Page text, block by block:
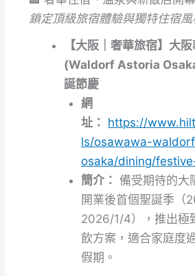
鎖定頂級旅宿體驗與獨特住宿風
【大阪｜奢華旅宿】大
(Waldorf Astoria
誕節慶
網
址： https://
ls/osawawa-
osaka/dining/
簡介： 備受期待的大
開業後首個聖誕季（
2026/1/4），推出極
飲方案，適合家庭度
假期。